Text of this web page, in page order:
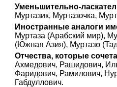
Уменьшительно-
Муртазик, Муртазочка,
Иностранные аналоги
Муртаза (Арабский мир),
(Южная Азия), Муртазо
Отчества, которые
Ахмедович, Рашидович,
Фаридович, Рамилович,
Габдуллович.